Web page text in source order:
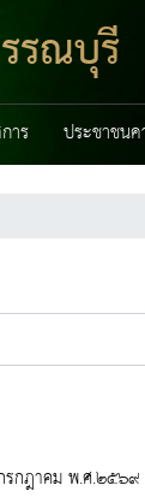
รณบุรี
าร ประชาชน
รกฎาคม พ.ศ.๒๕๖๙